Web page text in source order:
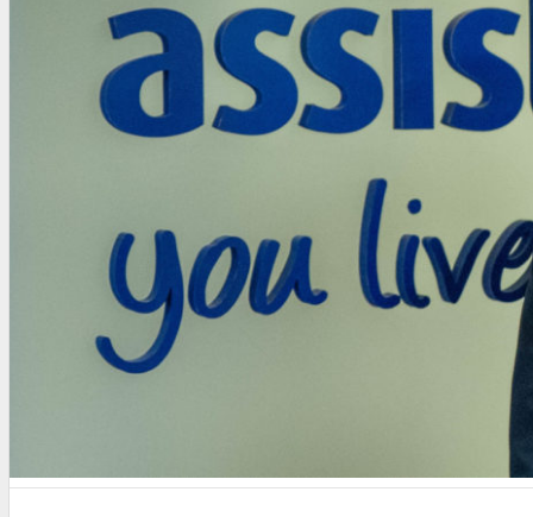
RESTO DEL MUNDO
PREVENCIÓN
MEDIOAMBIENTE
RIESGOS DEL TRABAJO
DIGITAL
COLUMNISTAS
ESTADÍSTICAS